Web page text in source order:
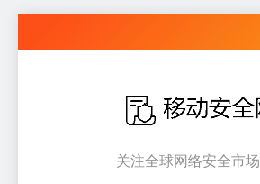
to
移动安全网
关注全球网络安全市场